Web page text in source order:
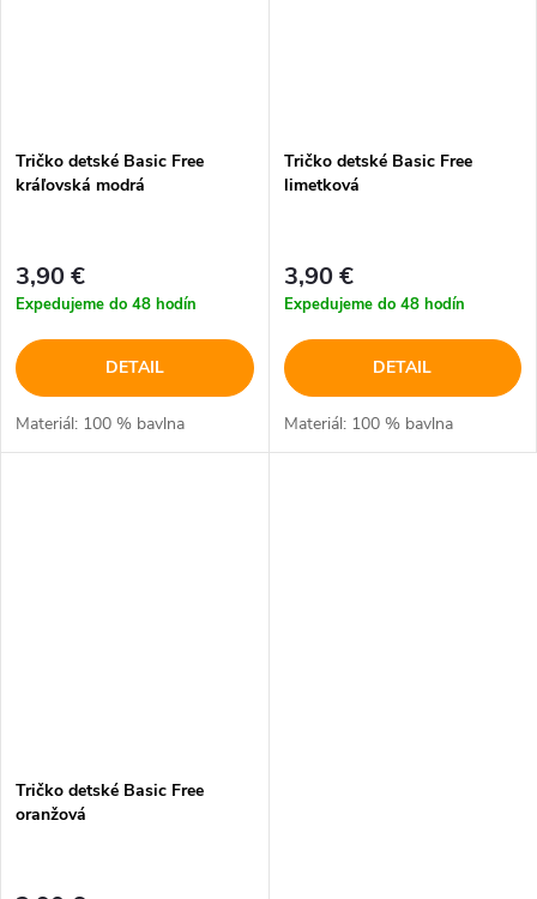
Tričko detské Basic Free
kráľovská modrá
3,90 €
Expedujeme do 48 hodín
DETAIL
Materiál: 100 % bavlna
Tričko detské Basic Free
limetková
3,90 €
Expedujeme do 48 hodín
DETAIL
Materiál: 100 % bavlna
Tričko detské Basic Free
oranžová